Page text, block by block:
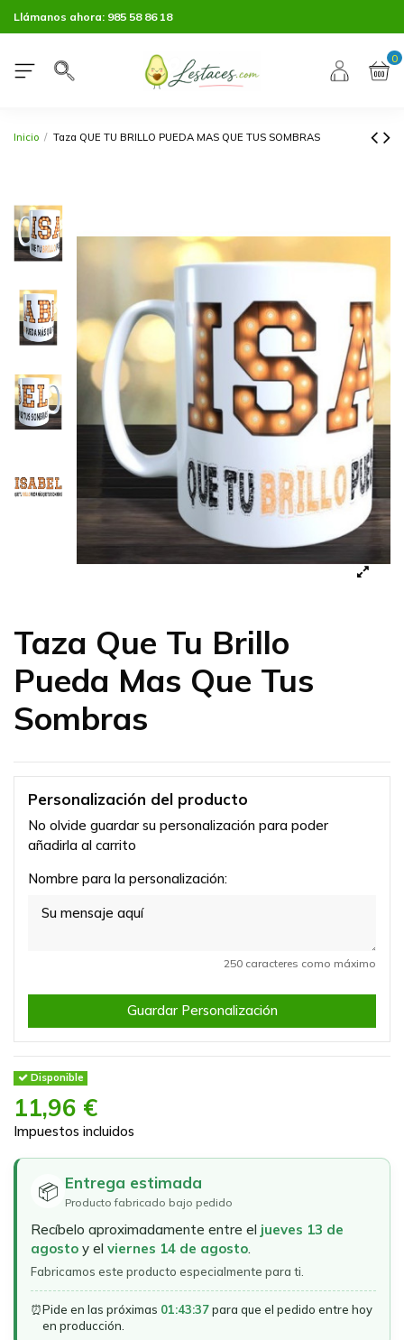
Llámanos ahora: 985 58 86 18
0
Inicio Taza QUE TU BRILLO PUEDA MAS QUE TUS SOMBRAS
Taza Que Tu Brillo
Pueda Mas Que Tus
Sombras
Personalización del producto
No olvide guardar su personalización para poder
añadirla al carrito
Nombre para la personalización:
250 caracteres como máximo
Guardar Personalización
Disponible
11,96 €
Impuestos incluidos
📦 Entrega estimada
Producto fabricado bajo pedido
Recíbelo aproximadamente entre el jueves 13 de
agosto y el viernes 14 de agosto.
Fabricamos este producto especialmente para ti.
⏰Pide en las próximas 01:43:37para que el pedido entre hoy
en producción.